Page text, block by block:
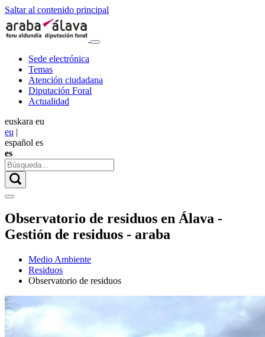
Saltar al contenido principal
Sede electrónica
Temas
Atención ciudadana
Diputación Foral
Actualidad
euskara eu
eu |
español es
es
Observatorio de residuos en Álava -
Gestión de residuos - araba
Medio Ambiente
Residuos
Observatorio de residuos